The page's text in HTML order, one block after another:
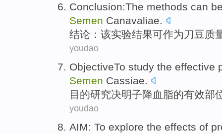
Conclusion:The methods can
Semen Canavaliae.
结论 ： 该实验结果可作为刀豆 质
youdao
ObjectiveTo study the effective
Semen Cassiae.
目的研究决明子降血脂的有效部
youdao
AIM: To explore the effects of